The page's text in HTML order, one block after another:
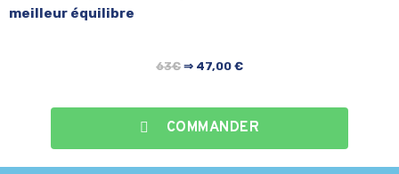
meilleur équilibre
63€ ⇒ 47,00 €
COMMANDER